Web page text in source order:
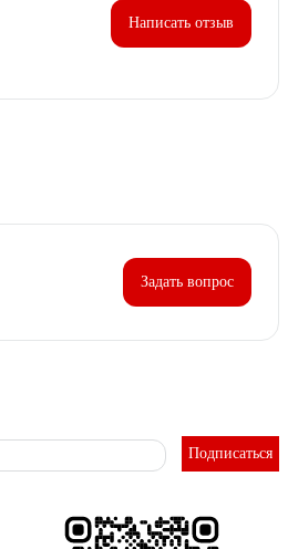
Написать отзыв
Задать вопрос
Подписаться